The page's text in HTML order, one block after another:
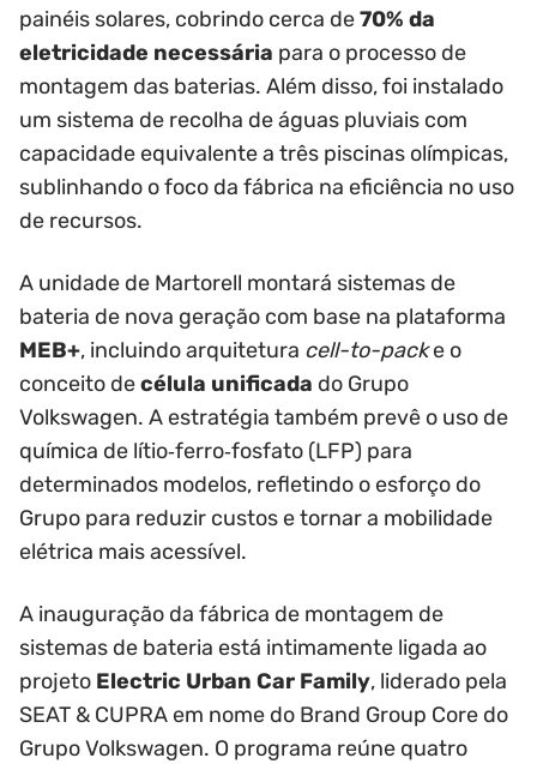
painéis solares, cobrindo cerca de70% da
eletricidade necessária para o processo de
montagem das baterias. Além disso, foi instalado
um sistema de recolha de águas pluviais com
capacidade equivalente a três piscinas olímpicas,
sublinhando o foco da fábrica na eficiência no uso
de recursos.
A unidade de Martorell montará sistemas de
bateria de nova geração com base na plataforma
MEB+, incluindo arquitetura cell-to-packe o
conceito decélula unificada do Grupo
Volkswagen. A estratégia também prevê o uso de
química de lítio‑ferro‑fosfato (LFP) para
determinados modelos, refletindo o esforço do
Grupo para reduzir custos e tornar a mobilidade
elétrica mais acessível.
A inauguração da fábrica de montagem de
sistemas de bateria está intimamente ligada ao
projeto Electric Urban Car Family, liderado pela
SEAT & CUPRA em nome do Brand Group Core do
Grupo Volkswagen. O programa reúne quatro